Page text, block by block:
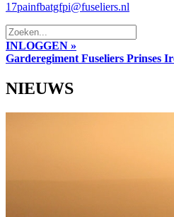
17painfbatgfpi@fuseliers.nl
INLOGGEN »
Garderegiment Fuseliers Prinses
NIEUWS